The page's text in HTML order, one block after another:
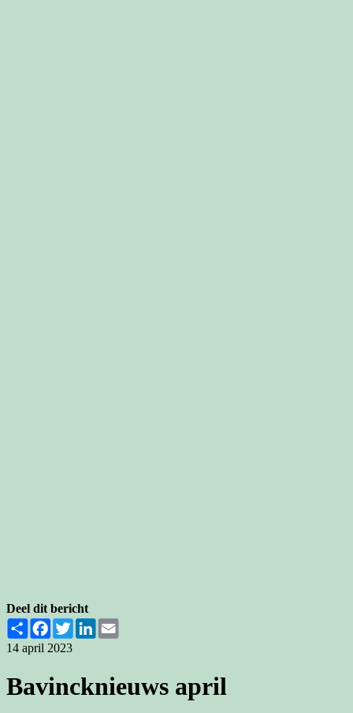
Deel dit bericht
Share FacebookTwitterLinkedInEmail
14 april 2023
Bavincknieuws april